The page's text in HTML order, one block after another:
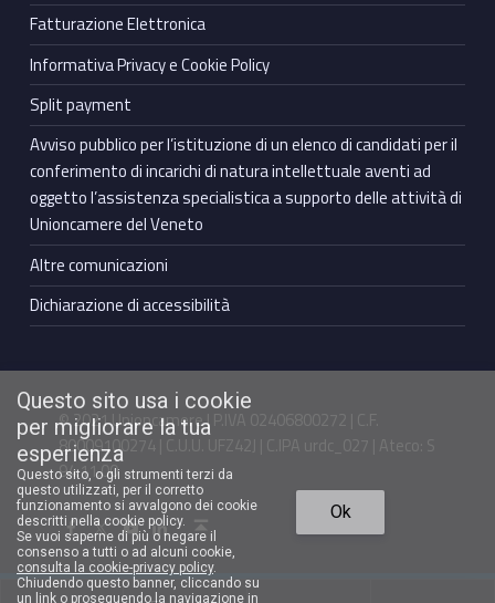
Fatturazione Elettronica
Informativa Privacy e Cookie Policy
Split payment
Avviso pubblico per l’istituzione di un elenco di candidati per il
conferimento di incarichi di natura intellettuale aventi ad
oggetto l’assistenza specialistica a supporto delle attività di
Unioncamere del Veneto
Altre comunicazioni
Dichiarazione di accessibilità
© 2021 Unioncamere | P.IVA 02406800272 | C.F.
80009100274 | C.U.U. UFZ42J | C.IPA urdc_027 | Ateco: S
94.11.00
Facebook Unioncamere VenetoTwitter Unioncamere VenetoYoutube Unioncamere VenetoLinkedin Unioncamere Veneto Torna in cima ↑
Questo sito usa i cookie
per migliorare la tua
esperienza
Questo sito, o gli strumenti terzi da
questo utilizzati, per il corretto
funzionamento si avvalgono dei cookie
descritti nella cookie policy.
Se vuoi saperne di più o negare il
consenso a tutti o ad alcuni cookie,
consulta la cookie-privacy policy.
Chiudendo questo banner, cliccando su
un link o proseguendo la navigazione in
Ok